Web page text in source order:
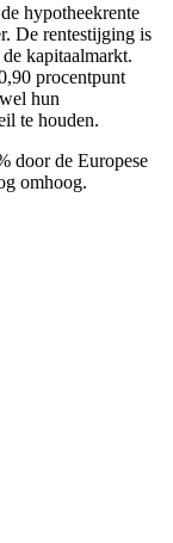
hypotheekrente
De rentestijging is
kapitaalmarkt.
procentpunt
hun
te houden.
door de Europese
omhoog.